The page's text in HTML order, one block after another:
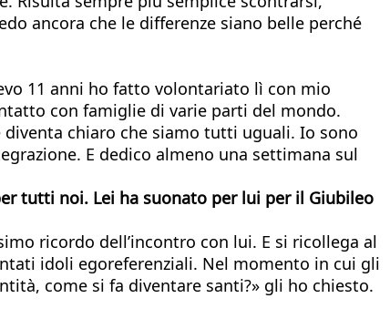
ancora che le differenze siano belle perché
11 anni ho fatto volontariato lì con mio
con famiglie di varie parti del mondo.
chiaro che siamo tutti uguali. Io sono
E dedico almeno una settimana sul
tutti noi. Lei ha suonato per lui per il Giubileo
ricordo dell’incontro con lui. E si ricollega al
idoli egoreferenziali. Nel momento in cui gli
come si fa diventare santi?» gli ho chiesto.